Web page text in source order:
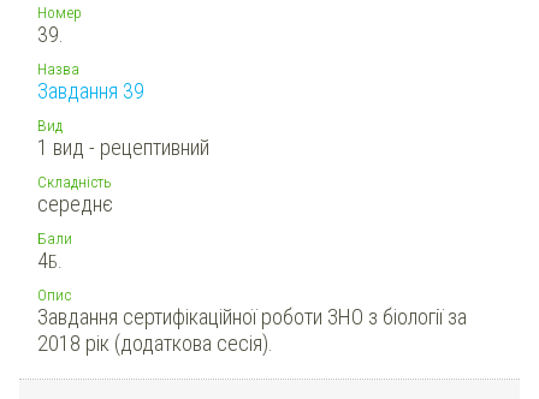
Номер
39.
Назва
Завдання 39
Вид
1 вид - рецептивний
Складність
середнє
Бали
4Б.
Опис
Завдання сертифікаційної роботи ЗНО з біології за
2018 рік (додаткова сесія).